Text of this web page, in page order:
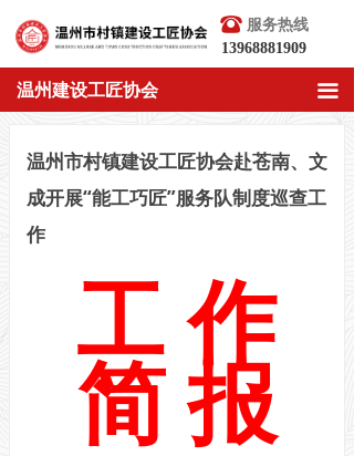
뀰
13968881909
服务热线
温州建设工匠协会 끀
温州市村镇建设工匠协会赴苍南、文
成开展“能工巧匠”服务队制度巡查工
作
工 作
简 报